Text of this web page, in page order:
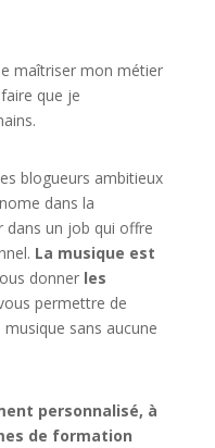
maîtriser mon métier
que je
blogueurs ambitieux
dans la
dans un job qui offre
La musique est
donner les
permettre de
sans aucune
personnalisé, à
de formation